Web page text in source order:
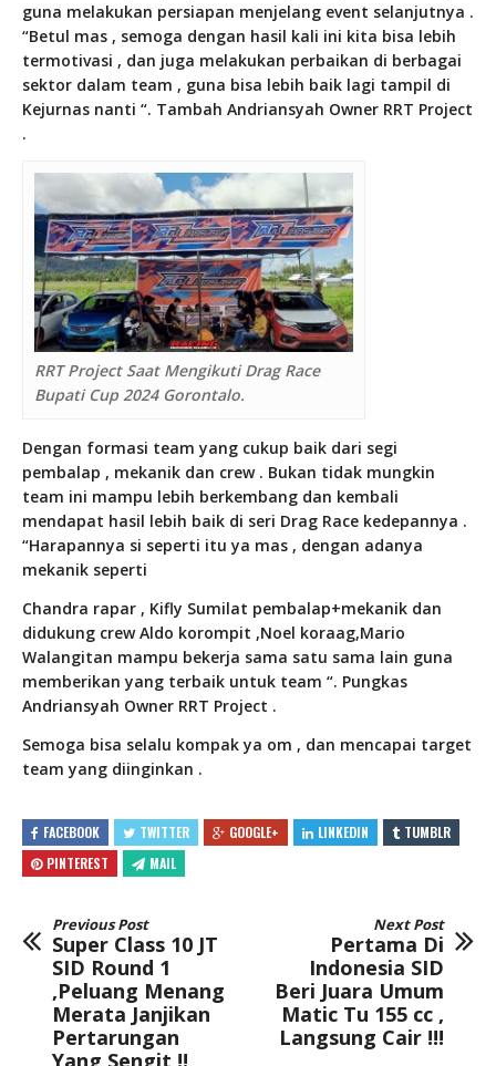
guna melakukan persiapan menjelang event selanjutnya .
“Betul mas , semoga dengan hasil kali ini kita bisa lebih
termotivasi , dan juga melakukan perbaikan di berbagai
sektor dalam team , guna bisa lebih baik lagi tampil di
Kejurnas nanti “. Tambah Andriansyah Owner RRT Project
.
RRT Project Saat Mengikuti Drag Race
Bupati Cup 2024 Gorontalo.
Dengan formasi team yang cukup baik dari segi
pembalap , mekanik dan crew . Bukan tidak mungkin
team ini mampu lebih berkembang dan kembali
mendapat hasil lebih baik di seri Drag Race kedepannya .
“Harapannya si seperti itu ya mas , dengan adanya
mekanik seperti
Chandra rapar , Kifly Sumilat pembalap+mekanik dan
didukung crew Aldo korompit ,Noel koraag,Mario
Walangitan mampu bekerja sama satu sama lain guna
memberikan yang terbaik untuk team “. Pungkas
Andriansyah Owner RRT Project .
Semoga bisa selalu kompak ya om , dan mencapai target
team yang diinginkan .
FACEBOOK TWITTER GOOGLE+ LINKEDIN
TUMBLR
PINTEREST
MAIL
Previous Post
Super Class 10 JT
SID Round 1
,Peluang Menang
Merata Janjikan
Pertarungan
Yang Sengit !!
Next Post
Pertama Di
Indonesia SID
Beri Juara Umum
Matic Tu 155 cc ,
Langsung Cair !!!